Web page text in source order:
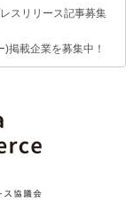
スリリース記事募集
)掲載企業を募集中！